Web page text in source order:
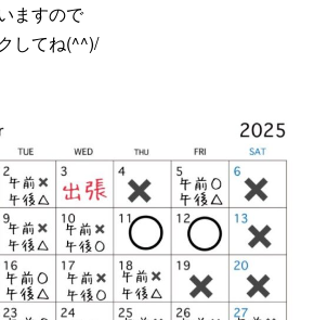
ますので
してね(^^)/